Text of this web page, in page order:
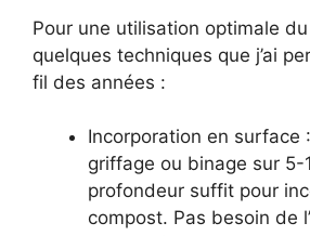
Pour une utilisation optimale
quelques techniques que j’ai
fil des années :
Incorporation en surface
griffage ou binage sur 5-
profondeur suffit pour
compost. Pas besoin de